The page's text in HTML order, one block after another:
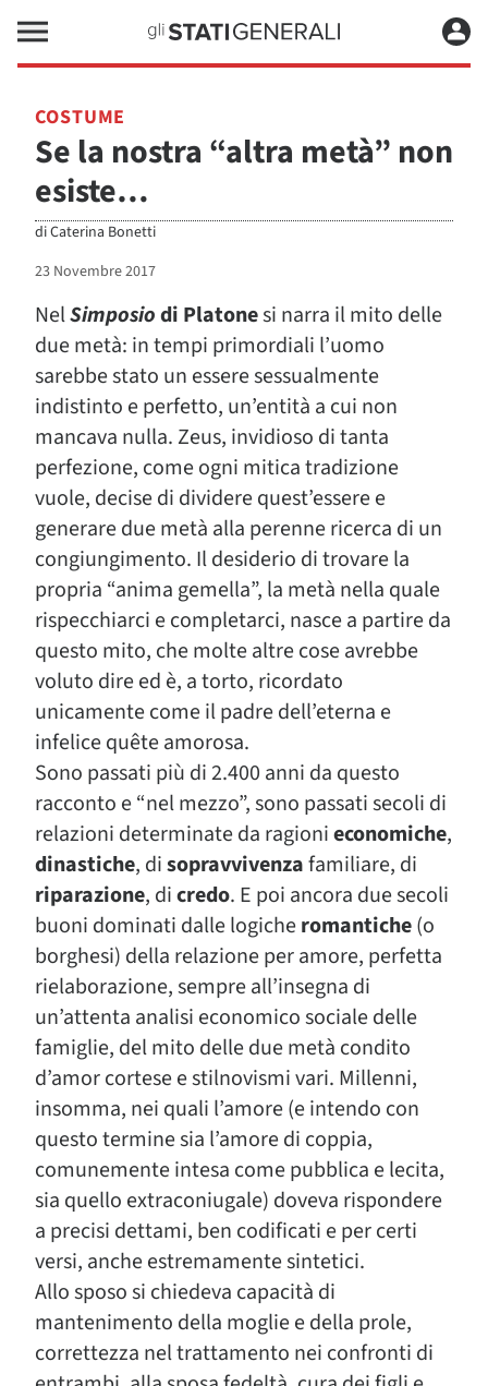
COSTUME
Se la nostra “altra metà” non
esiste…
diCaterina Bonetti
23 Novembre 2017
NelSimposiodi Platonesi narra il mito delle
due metà: in tempi primordiali l’uomo
sarebbe stato un essere sessualmente
indistinto e perfetto, un’entità a cui non
mancava nulla. Zeus, invidioso di tanta
perfezione, come ogni mitica tradizione
vuole, decise di dividere quest’essere e
generare due metà alla perenne ricerca di un
congiungimento. Il desiderio di trovare la
propria “anima gemella”, la metà nella quale
rispecchiarci e completarci, nasce a partire da
questo mito, che molte altre cose avrebbe
voluto dire ed è, a torto, ricordato
unicamente come il padre dell’eterna e
infelice quête amorosa.
Sono passati più di 2.400 anni da questo
racconto e “nel mezzo”, sono passati secoli di
relazioni determinate da ragionieconomiche,
dinastiche, disopravvivenzafamiliare, di
riparazione, dicredo. E poi ancora due secoli
buoni dominati dalle logicheromantiche(o
borghesi) della relazione per amore, perfetta
rielaborazione, sempre all’insegna di
un’attenta analisi economico sociale delle
famiglie, del mito delle due metà condito
d’amor cortese e stilnovismi vari. Millenni,
insomma, nei quali l’amore (e intendo con
questo termine sia l’amore di coppia,
comunemente intesa come pubblica e lecita,
sia quello extraconiugale) doveva rispondere
a precisi dettami, ben codificati e per certi
versi, anche estremamente sintetici.
Allo sposo si chiedeva capacità di
mantenimento della moglie e della prole,
correttezza nel trattamento nei confronti di